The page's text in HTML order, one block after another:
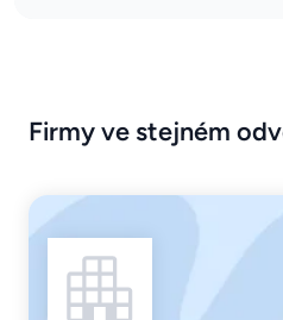
Firmy ve stejném